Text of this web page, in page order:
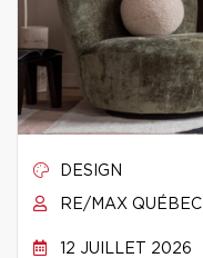
DESIGN
RE/MAX QUÉBEC
12 JUILLET 2026